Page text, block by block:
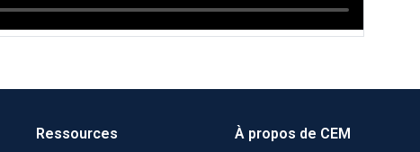
Ressources À propos de CEM